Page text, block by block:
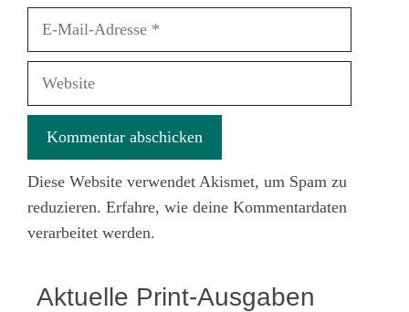
Diese Website verwendet Akismet, um Spam zu
reduzieren. Erfahre, wie deine Kommentardaten
verarbeitet werden.
Aktuelle Print-Ausgaben